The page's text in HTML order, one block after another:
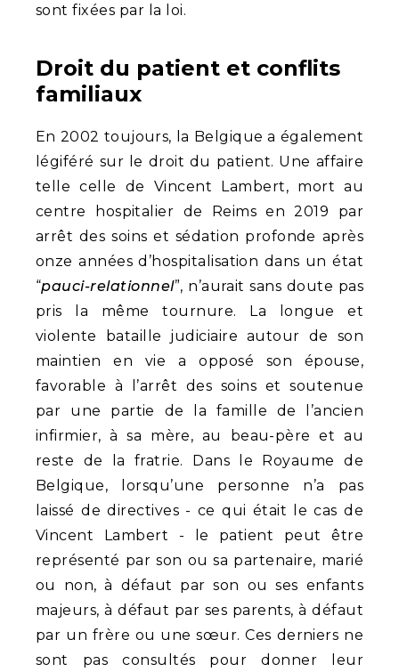
sont fixées par la loi.
Droit du patient et conflits
familiaux
En 2002 toujours, la Belgique a également
légiféré sur le droit du patient. Une affaire
telle celle de Vincent Lambert, mort au
centre hospitalier de Reims en 2019 par
arrêt des soins et sédation profonde après
onze années d’hospitalisation dans un état
“pauci-relationnel”, n’aurait sans doute pas
pris la même tournure. La longue et
violente bataille judiciaire autour de son
maintien en vie a opposé son épouse,
favorable à l’arrêt des soins et soutenue
par une partie de la famille de l’ancien
infirmier, à sa mère, au beau-père et au
reste de la fratrie. Dans le Royaume de
Belgique, lorsqu’une personne n’a pas
laissé de directives - ce qui était le cas de
Vincent Lambert - le patient peut être
représenté par son ou sa partenaire, marié
ou non, à défaut par son ou ses enfants
majeurs, à défaut par ses parents, à défaut
par un frère ou une sœur. Ces derniers ne
sont pas consultés pour donner leur